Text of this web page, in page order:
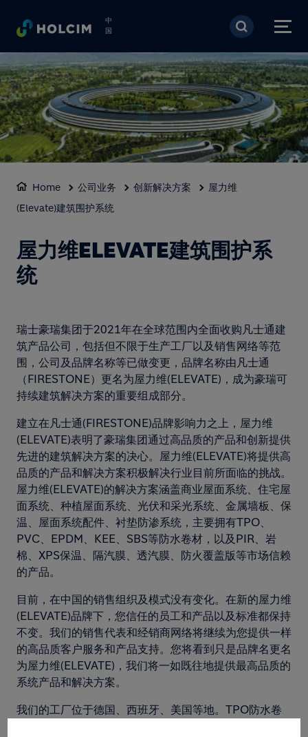
跳转到主要内容
中
国
Home 公司业务 创新解决方案
屋力维
(Elevate)建筑围护系统
屋力维ELEVATE建筑围护系
统
瑞士豪瑞集团于2021年在全球范围内全面收购凡士通建
筑产品公司，包括但不限于生产工厂以及销售网络等范
围，公司及品牌名称等已做变更，品牌名称由凡士通
（FIRESTONE）更名为屋力维(ELEVATE)，成为豪瑞可
持续建筑解决方案的重要组成部分。
建立在凡士通(FIRESTONE)品牌影响力之上，屋力维
(ELEVATE)表明了豪瑞集团通过高品质的产品和创新提供
先进的建筑解决方案的决心。屋力维(ELEVATE)将提供高
品质的产品和解决方案积极解决行业目前所面临的挑战。
屋力维(ELEVATE)的解决方案涵盖商业屋面系统、住宅屋
面系统、种植屋面系统、光伏和采光系统、金属墙板、保
温、屋面系统配件、衬垫防渗系统，主要拥有TPO、
PVC、EPDM、KEE、SBS等防水卷材，以及PIR、岩
棉、XPS保温、隔汽膜、透汽膜、防火覆盖版等市场信赖
的产品。
目前，在中国的销售组织及模式没有变化。在新的屋力维
(ELEVATE)品牌下，您信任的员工和产品以及标准都保持
不变。我们的销售代表和经销商网络将继续为您提供一样
的高品质客户服务和产品支持。您将看到只是品牌名更名
为屋力维(ELEVATE)，我们将一如既往地提供最高品质的
系统产品和解决方案。
我们的工厂位于德国、西班牙、美国等地。TPO防水卷